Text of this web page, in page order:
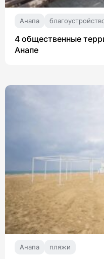
Анапа
4 общественные
Анапе
Анапа пляжи